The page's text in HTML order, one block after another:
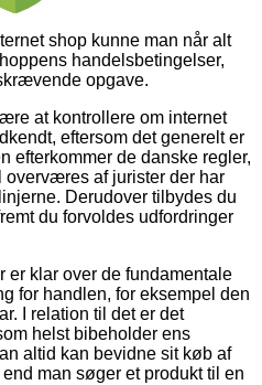
shop kunne man når alt
handelsbetingelser,
opgave.
at kontrollere om internet
eftersom det generelt er
efterkommer de danske regler,
overværes af jurister der har
Derudover tilbydes du
du forvoldes udfordringer
er klar over de fundamentale
for handlen, for eksempel den
I relation til det er det
helst bibeholder ens
altid kan bevidne sit køb af
man søger et produkt til en